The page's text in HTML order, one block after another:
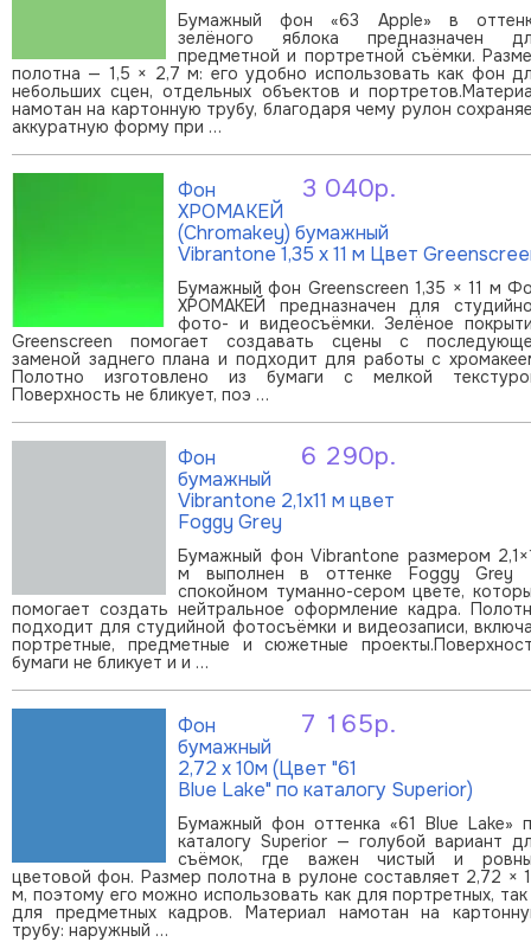
Бумажный фон «63 Apple» в
зелёного яблока предназначен
предметной и портретной съёмки.
полотна — 1,5 × 2,7 м: его удобно использовать как фон
небольших сцен, отдельных объектов и
намотан на картонную трубу, благодаря чему рулон
аккуратную форму при …
3 040р.
Фон
ХРОМАКЕЙ
(Chromakey) бумажный
Vibrantone 1,35 х 11 м Цвет
Бумажный фон Greenscreen 1,35 × 11 м
ХРОМАКЕЙ предназначен для
фото- и видеосъёмки. Зелёное
Greenscreen помогает создавать сцены с
заменой заднего плана и подходит для работы с
Полотно изготовлено из бумаги с мелкой
Поверхность не бликует, поэ …
6 290р.
Фон
бумажный
Vibrantone 2,1x11 м цвет
Foggy Grey
Бумажный фон Vibrantone размером
м выполнен в оттенке Foggy Grey
спокойном туманно-сером цвете,
помогает создать нейтральное оформление кадра.
подходит для студийной фотосъёмки и видеозаписи,
портретные, предметные и сюжетные
бумаги не бликует и и …
7 165р.
Фон
бумажный
2,72 х 10м (Цвет "61
Blue Lake" по каталогу Superior)
Бумажный фон оттенка «61 Blue Lake»
каталогу Superior — голубой вариант
съёмок, где важен чистый и
цветовой фон. Размер полотна в рулоне составляет 2,72 ×
м, поэтому его можно использовать как для портретных,
для предметных кадров. Материал намотан на
трубу: наружный …